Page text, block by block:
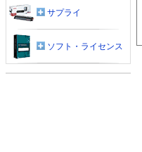
サプライ
ソフト・ライセンス